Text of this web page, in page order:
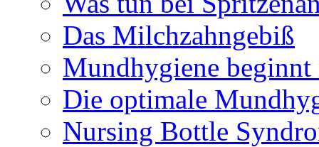
Das Milchzahngebiß
Mundhygiene beginnt
Die optimale
Nursing Bottle